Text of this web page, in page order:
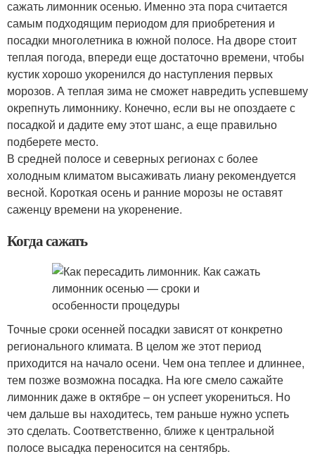
сажать лимонник осенью. Именно эта пора считается
самым подходящим периодом для приобретения и
посадки многолетника в южной полосе. На дворе стоит
теплая погода, впереди еще достаточно времени, чтобы
кустик хорошо укоренился до наступления первых
морозов. А теплая зима не сможет навредить успевшему
окрепнуть лимоннику. Конечно, если вы не опоздаете с
посадкой и дадите ему этот шанс, а еще правильно
подберете место.
В средней полосе и северных регионах с более
холодным климатом высаживать лиану рекомендуется
весной. Короткая осень и ранние морозы не оставят
саженцу времени на укоренение.
Когда сажать
Точные сроки осенней посадки зависят от конкретно
регионального климата. В целом же этот период
приходится на начало осени. Чем она теплее и длиннее,
тем позже возможна посадка. На юге смело сажайте
лимонник даже в октябре – он успеет укорениться. Но
чем дальше вы находитесь, тем раньше нужно успеть
это сделать. Соответственно, ближе к центральной
полосе высадка переносится на сентябрь.